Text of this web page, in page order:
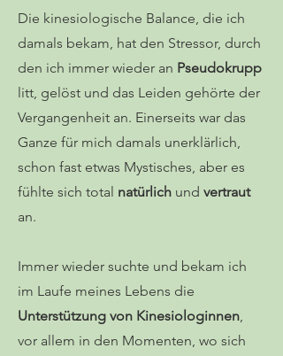
Die kinesiologische Balance, die ich
damals bekam, hat den Stressor, durch
den ich immer wieder an Pseudokrupp
litt, gelöst und das Leiden gehörte der
Vergangenheit an. Einerseits war das
Ganze für mich damals unerklärlich,
schon fast etwas Mystisches, aber es
fühlte sich total natürlich und vertraut
an.
Immer wieder suchte und bekam ich
im Laufe meines Lebens die
Unterstützung von Kinesiologinnen,
vor allem in den Momenten, wo sich